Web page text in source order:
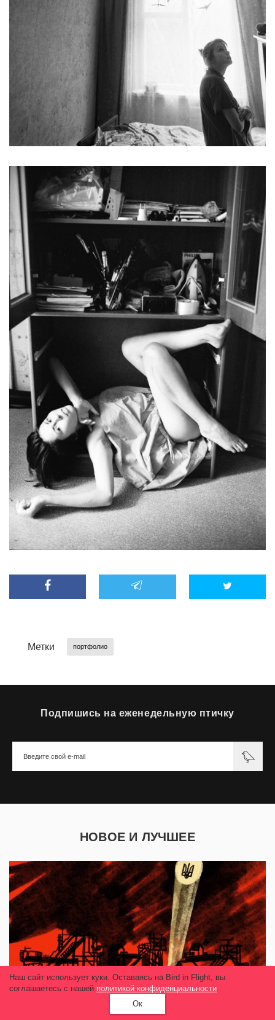
Метки портфолио
Подпишись на еженедельную птичку
НОВОЕ И ЛУЧШЕЕ
Наш сайт использует куки. Оставаясь на Bird in Flight, вы
соглашаетесь с нашей политикой конфиденциальности.
Ок